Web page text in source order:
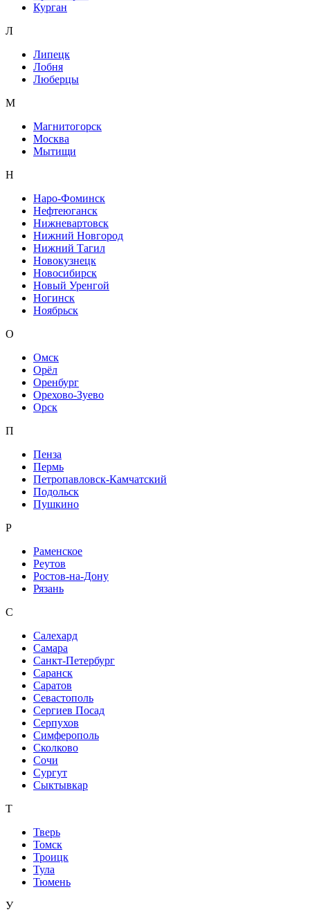
Курган
Л
Липецк
Лобня
Люберцы
М
Магнитогорск
Москва
Мытищи
Н
Наро-Фоминск
Нефтеюганск
Нижневартовск
Нижний Новгород
Нижний Тагил
Новокузнецк
Новосибирск
Новый Уренгой
Ногинск
Ноябрьск
О
Омск
Орёл
Оренбург
Орехово-Зуево
Орск
П
Пенза
Пермь
Петропавловск-Камчатский
Подольск
Пушкино
Р
Раменское
Реутов
Ростов-на-Дону
Рязань
С
Салехард
Самара
Санкт-Петербург
Саранск
Саратов
Севастополь
Сергиев Посад
Серпухов
Симферополь
Сколково
Сочи
Сургут
Сыктывкар
Т
Тверь
Томск
Троицк
Тула
Тюмень
У